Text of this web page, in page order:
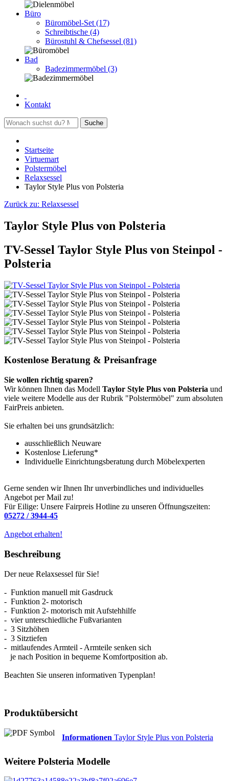
Büro
Büromöbel-Set (17)
Schreibtische (4)
Bürostuhl & Chefsessel (81)
Bad
Badezimmermöbel (3)
Kontakt
Suche
Startseite
Virtuemart
Polstermöbel
Relaxsessel
Taylor Style Plus von Polsteria
Zurück zu: Relaxsessel
Taylor Style Plus von Polsteria
TV-Sessel Taylor Style Plus von Steinpol -
Polsteria
Kostenlose Beratung & Preisanfrage
Sie wollen richtig sparen?
Wir können Ihnen das Modell Taylor Style Plus von Polsteria und
viele weitere Modelle aus der Rubrik "Polstermöbel" zum absoluten
FairPreis anbieten.
Sie erhalten bei uns grundsätzlich:
ausschließlich Neuware
Kostenlose Lieferung*
Individuelle Einrichtungsberatung durch Möbelexperten
Gerne senden wir Ihnen Ihr unverbindliches und individuelles
Angebot per Mail zu!
Für Eilige: Unsere Fairpreis Hotline zu unseren Öffnungszeiten:
05272 / 3944-45
Angebot erhalten!
Beschreibung
Der neue Relaxsessel für Sie!
- Funktion manuell mit Gasdruck
- Funktion 2- motorisch
- Funktion 2- motorisch mit Aufstehhilfe
- vier unterschiedliche Fußvarianten
- 3 Sitzhöhen
- 3 Sitztiefen
- mitlaufendes Armteil - Armteile senken sich
je nach Position in bequeme Komfortposition ab.
Beachten Sie unseren informativen Typenplan!
Produktübersicht
Informationen Taylor Style Plus von Polsteria
Weitere Polsteria Modelle